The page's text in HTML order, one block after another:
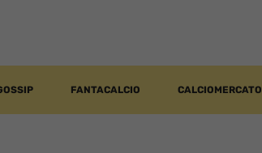
FANTACALCIO CALCIOMERCATO